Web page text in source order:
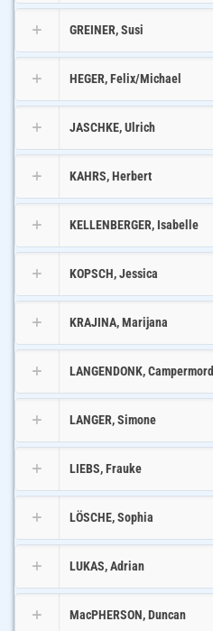
GREINER, Susi
HEGER, Felix/Michael
JASCHKE, Ulrich
KAHRS, Herbert
KELLENBERGER, Isabelle
KOPSCH, Jessica
KRAJINA, Marijana
LANGENDONK, Campermord
LANGER, Simone
LIEBS, Frauke
LÖSCHE, Sophia
LUKAS, Adrian
MacPHERSON, Duncan